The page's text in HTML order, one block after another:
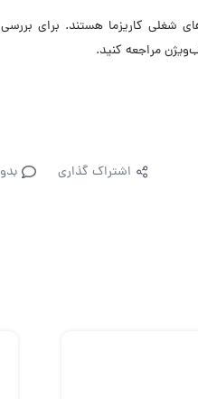
شغلی کاریزما هستند. برای
مراجعه کنید.
اشتراک گذاری